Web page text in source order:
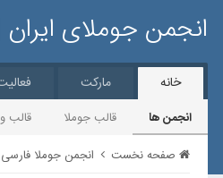
انجمن جوملای
خانه
انجمن ها قالب جوملا قالب
مارکت
صفحه نخست انجمن جوملا فارسی